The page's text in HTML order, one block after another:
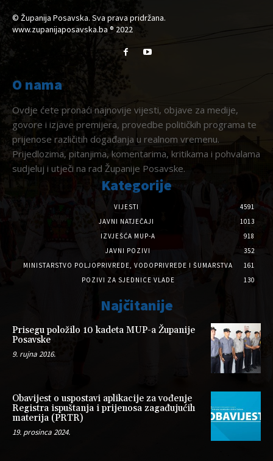
© Županija Posavska. Sva prava pridržana.
www.zupanijaposavska.ba ® 2022
O nama
Ovdje ćete pronaći najnovije vijesti, objave za medije,
govore i izjave premijera, provedbe političkih programa te
prijenose različitih događanja u realnom vremenu.
Prijedlozima, pitanjima, komentarima, kritikama i pohvalama
sudjeluj i utječi na rad Županije Posavske.
Kategorije
VIJESTI
4591
JAVNI NATJEČAJI
1013
IZVJEŠĆA MUP-A
918
JAVNI POZIVI
352
MINISTARSTVO POLJOPRIVREDE, VODOPRIVREDE I ŠUMARSTVA
161
POZIVI ZA SJEDNICE VLADE
130
Najčitanije
Prisegu položilo 10 kadeta MUP-a Županije
Posavske
9. rujna 2016.
Obavijest o uspostavi aplikacije za vođenje
Registra ispuštanja i prijenosa zagađujućih
materija (PRTR)
19. prosinca 2024.